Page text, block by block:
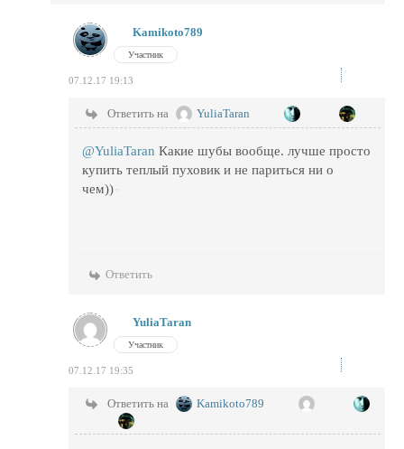
Kamikoto789
Участник
07.12.17 19:13
Ответить на YuliaTaran
@YuliaTaran Какие шубы вообще. лучше просто
купить теплый пуховик и не париться ни о
чем))
Ответить
YuliaTaran
Участник
07.12.17 19:35
Ответить на Kamikoto789